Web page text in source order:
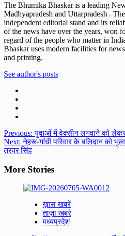
The Bhumika Bhaskar is a leading
Madhyapradesh and Uttarpradesh .
independent editorial stand and its
of the news have over the years, won
regard of the people who matter in
Bhaskar uses modern facilities for
and printing.
See author's posts
Post
navigation
Previous:युवाओं में वेक्सीन लगवाने को लेकर
Next:नेहरू-गांधी परिवार के बलिदान को
तरवर सिंह
More Stories
ख़ास खबरें
ताज़ा खबरे
मध्यप्रदेश